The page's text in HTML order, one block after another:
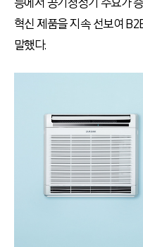
혁신 제품을 지속 선보여
말했다.